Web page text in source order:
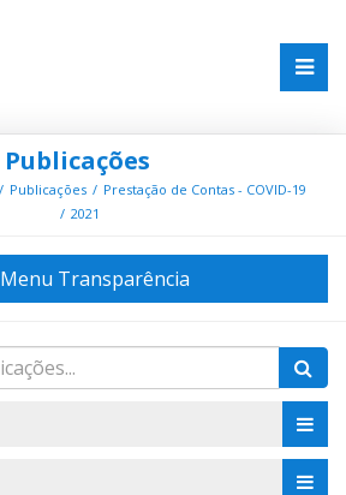
Publicações
Publicações
Prestação de Contas - COVID-19
2021
Menu Transparência